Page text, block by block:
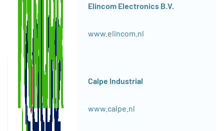
Elincom Electronics B.V.
www.elincom.nl
Calpe Industrial
www.calpe.nl